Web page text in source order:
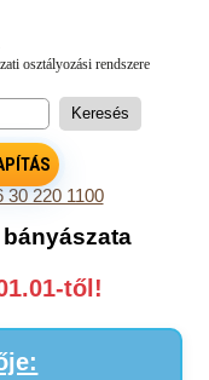
30 220 1100
től!